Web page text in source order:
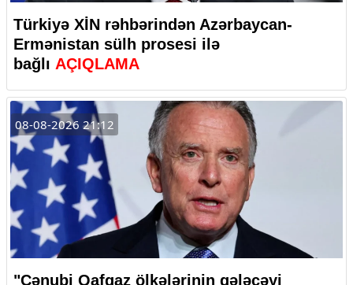
Türkiyə XİN rəhbərindən Azərbaycan-
Ermənistan sülh prosesi ilə
bağlı AÇIQLAMA
08-08-2026 21:12
"Cənubi Qafqaz ölkələrinin gələcəyi